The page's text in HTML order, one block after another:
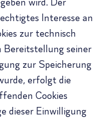
Interesse an
zur technisch
seiner
zur Speicherung
erfolgt die
Cookies
dieser Einwilligung